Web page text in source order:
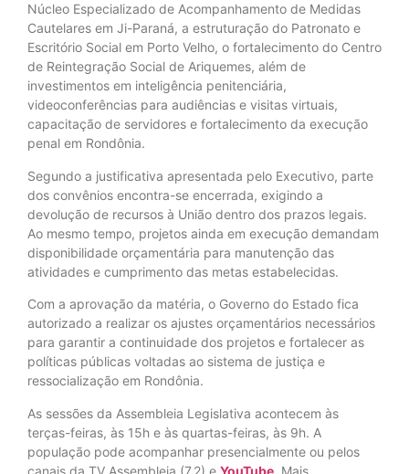
Núcleo Especializado de Acompanhamento de Medidas
Cautelares em Ji-Paraná, a estruturação do Patronato e
Escritório Social em Porto Velho, o fortalecimento do Centro
de Reintegração Social de Ariquemes, além de
investimentos em inteligência penitenciária,
videoconferências para audiências e visitas virtuais,
capacitação de servidores e fortalecimento da execução
penal em Rondônia.
Segundo a justificativa apresentada pelo Executivo, parte
dos convênios encontra-se encerrada, exigindo a
devolução de recursos à União dentro dos prazos legais.
Ao mesmo tempo, projetos ainda em execução demandam
disponibilidade orçamentária para manutenção das
atividades e cumprimento das metas estabelecidas.
Com a aprovação da matéria, o Governo do Estado fica
autorizado a realizar os ajustes orçamentários necessários
para garantir a continuidade dos projetos e fortalecer as
políticas públicas voltadas ao sistema de justiça e
ressocialização em Rondônia.
As sessões da Assembleia Legislativa acontecem às
terças-feiras, às 15h e às quartas-feiras, às 9h. A
população pode acompanhar presencialmente ou pelos
canais da TV Assembleia (7.2) e YouTube. Mais